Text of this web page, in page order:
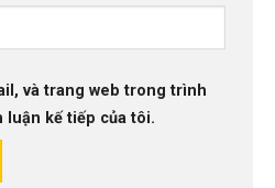
và trang web trong trình
luận kế tiếp của tôi.